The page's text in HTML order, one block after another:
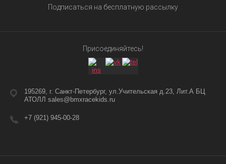
Подписаться на бесплатную рассылку
Присоединяйтесь!
195269, г. Санкт-Петербург, ул.Учительская д.23, Лит.А БЦ
АТОЛЛ sales@bmxracekids.ru
+7 (921) 945-00-28